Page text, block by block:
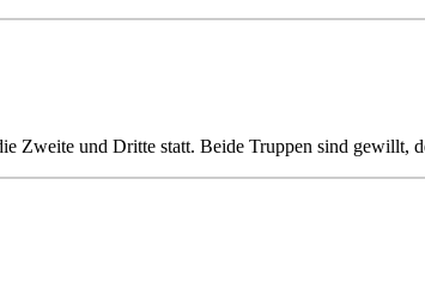
Zweite und Dritte statt. Beide Truppen sind gewillt,